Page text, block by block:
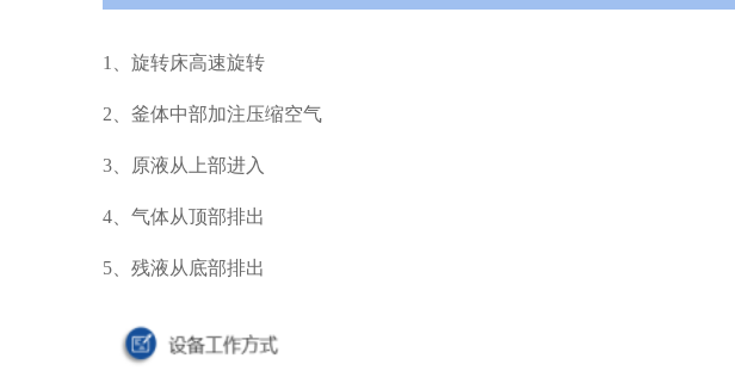
1、旋转床高速旋转
2、釜体中部加注压缩空气
3、原液从上部进入
4、气体从顶部排出
5、残液从底部排出